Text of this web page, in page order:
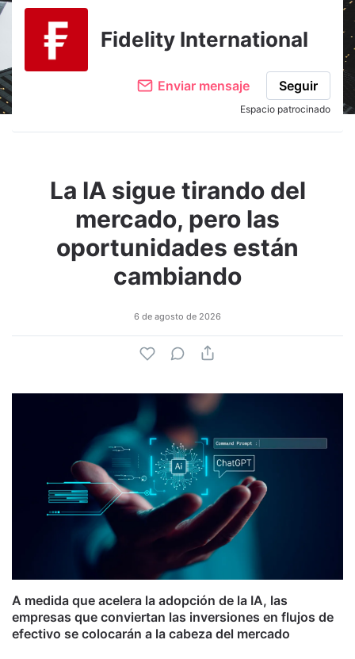
Fidelity International
Enviar mensaje Seguir
Espacio patrocinado
La IA sigue tirando del
mercado, pero las
oportunidades están
cambiando
6 de agosto de 2026
A medida que acelera la adopción de la IA, las
empresas que conviertan las inversiones en flujos de
efectivo se colocarán a la cabeza del mercado